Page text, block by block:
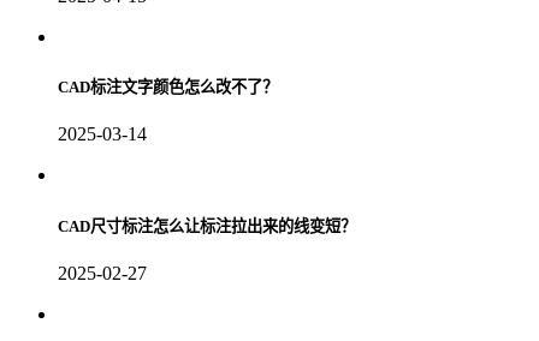
CAD标注文字颜色怎么改不了？
2025-03-14
CAD尺寸标注怎么让标注拉出来的线变短？
2025-02-27